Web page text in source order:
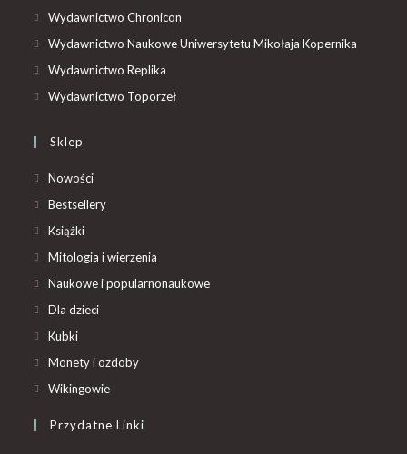
Wydawnictwo Chronicon
Wydawnictwo Naukowe Uniwersytetu Mikołaja Kopernika
Wydawnictwo Replika
Wydawnictwo Toporzeł
Sklep
Nowości
Bestsellery
Książki
Mitologia i wierzenia
Naukowe i popularnonaukowe
Dla dzieci
Kubki
Monety i ozdoby
Wikingowie
Przydatne Linki